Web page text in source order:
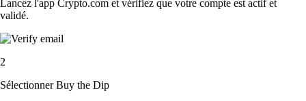
Lancez l'app Crypto.com et vérifiez que votre compte est actif et
validé.
2
Sélectionner Buy the Dip